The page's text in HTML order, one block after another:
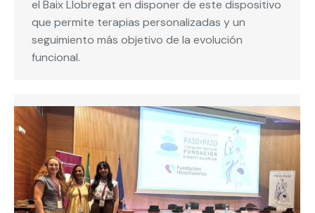
el Baix Llobregat en disponer de este dispositivo
que permite terapias personalizadas y un
seguimiento más objetivo de la evolución
funcional.